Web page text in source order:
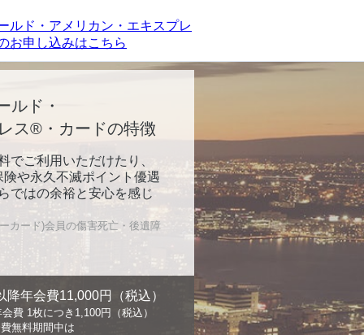
ルド・
ス®・カードの特徴
でご利用いただけたり、
や永久不滅ポイント優遇
ではの余裕と安心を感じ
カード)会員の傷害死亡・後遺障
降年会費11,000円（税込）
費 1枚につき1,100円（税込）
無料期間中は